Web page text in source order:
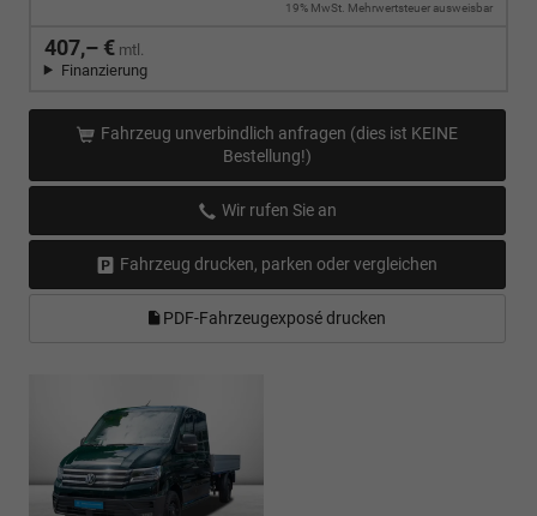
19% MwSt. Mehrwertsteuer ausweisbar
407,– € mtl.
Finanzierung
Fahrzeug unverbindlich anfragen (dies ist KEINE
Bestellung!)
Wir rufen Sie an
Fahrzeug drucken, parken oder vergleichen
PDF-Fahrzeugexposé drucken